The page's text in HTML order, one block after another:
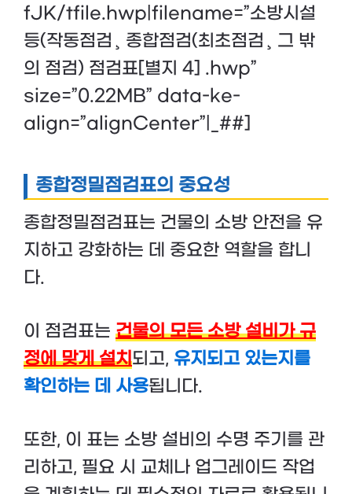
fJK/tfile.hwp|filename=”소방시설
등(작동점검¸ 종합점검(최초점검¸ 그 밖
의 점검) 점검표[별지 4] .hwp”
size=”0.22MB” data-ke-
align=”alignCenter”|_##]
종합정밀점검표의 중요성
종합정밀점검표는 건물의 소방 안전을 유
지하고 강화하는 데 중요한 역할을 합니
다.
이 점검표는 건물의 모든 소방 설비가 규
정에 맞게 설치되고, 유지되고 있는지를
확인하는 데 사용됩니다.
또한, 이 표는 소방 설비의 수명 주기를 관
리하고, 필요 시 교체나 업그레이드 작업